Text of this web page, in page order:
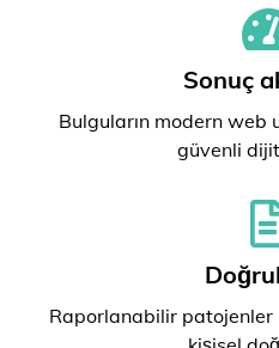
Sonuç
Bulguların modern web
güvenli
Raporlanabilir patojenler